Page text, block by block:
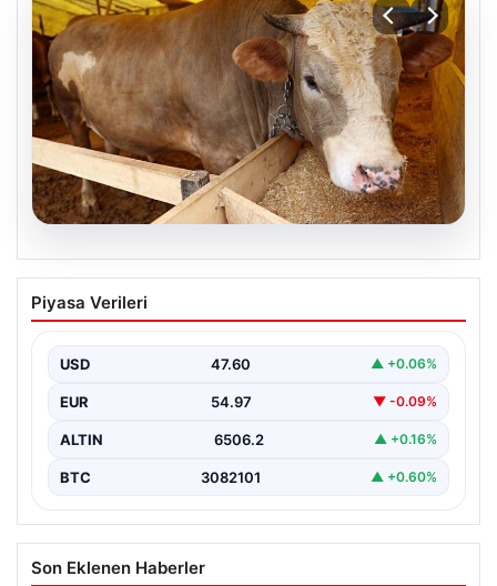
Kurbanlık fiyatları il il sorgulama ekranı
2026: Büyükbaş ve küçükbaş canlı kilo
ve tüm illerin kurbanlık fiyatları
2026 Kurban Bayramı öncesinde en çok merak edilen
konulardan biri olan kurbanlık fiyatları netleşmeye…
Piyasa Verileri
USD 47.60 ▲ +0.06%
EUR 54.97 ▼ -0.09%
ALTIN 6506.2 ▲ +0.16%
BTC 3082101 ▲ +0.60%
Son Eklenen Haberler